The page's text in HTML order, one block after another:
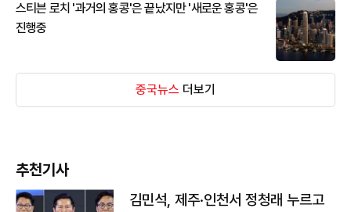
스티븐 로치 '과거의 홍콩'은 끝났지만 '새로운 홍콩'은
진행중
중국뉴스 더보기
추천기사
김민석, 제주·인천서 정청래 누르고